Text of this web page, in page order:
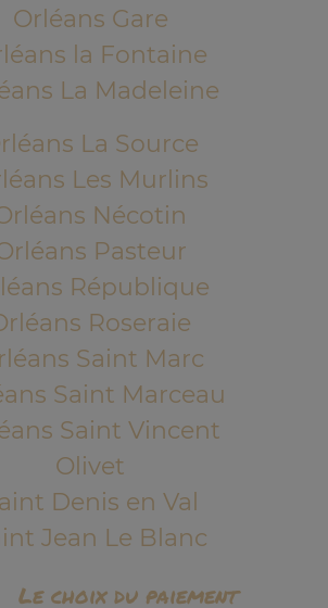
Orléans Gare
la Fontaine
La Madeleine
La Source
Les Murlins
Nécotin
Pasteur
République
Roseraie
Saint Marc
Saint Marceau
Saint Vincent
Olivet
Denis en Val
Jean Le Blanc
Le choix du paiement